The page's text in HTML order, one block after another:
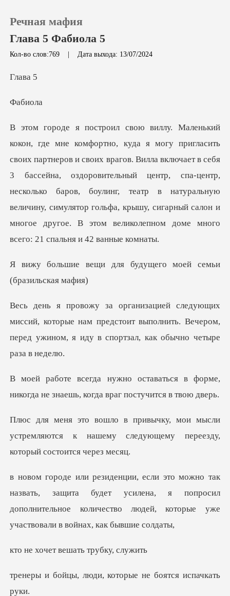
Пополнить
История чтения
Выйти
Скачать приложение
Речная мафия
Глава 5 Фабиола 5
Кол-во слов:769 | Дата выхода: 13/07/2024
ав
би
. Вилла включает в себя
3 бассейна, оздоровительный центр, спа-центр,
несколько баров, боулинг, театр в натуральную
величину,
ля будущего моей семь
которые нам предстоит выполнить. Вечером,
перед ужин
ться в форме,
никогда не знаешь,
мысли
устремляются к нашему следующему п
защита будет усилена, я попросил
дополнительное количество
т вешать тр
юди, которые не бо